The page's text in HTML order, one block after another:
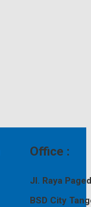
Office :
Jl. Raya
BSD City